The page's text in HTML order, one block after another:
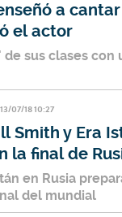
a
el actor
sus clases con
07/18 10:27
Smith y Era
la final de
en Rusia
del mundial